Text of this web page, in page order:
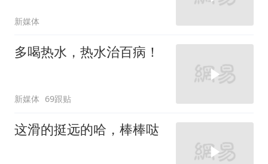
新媒体
多喝热水，热水治百病！
新媒体 69跟贴
这滑的挺远的哈，棒棒哒